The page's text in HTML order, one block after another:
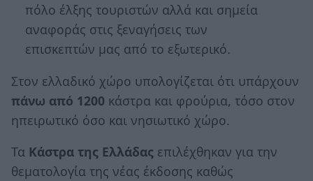
πόλο έλξης τουριστών αλλά και σημεία
αναφοράς στις ξεναγήσεις των
επισκεπτών μας από το εξωτερικό.
Στον ελλαδικό χώρο υπολογίζεται ότι υπάρχουν
πάνω από 1200 κάστρα και φρούρια, τόσο στον
ηπειρωτικό όσο και νησιωτικό χώρο.
Τα Κάστρα της Ελλάδας επιλέχθηκαν για την
θεματολογία της νέας έκδοσης καθώς